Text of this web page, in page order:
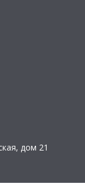
дом 21